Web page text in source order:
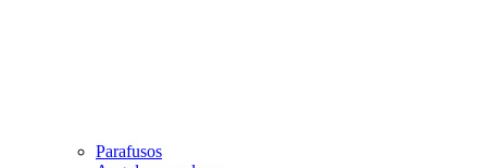
Parafusos